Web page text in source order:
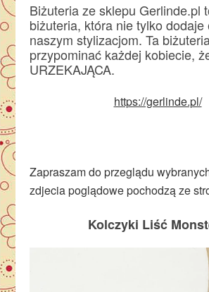
Biżuteria ze sklepu Gerlinde.pl
biżuteria, która nie tylko dodaje
naszym stylizacjom. Ta
przypominać każdej kobiecie,
URZEKAJĄCA.
https://gerlinde.pl/
Zapraszam do przeglądu
zdjecia poglądowe pochodzą ze
Kolczyki Liść